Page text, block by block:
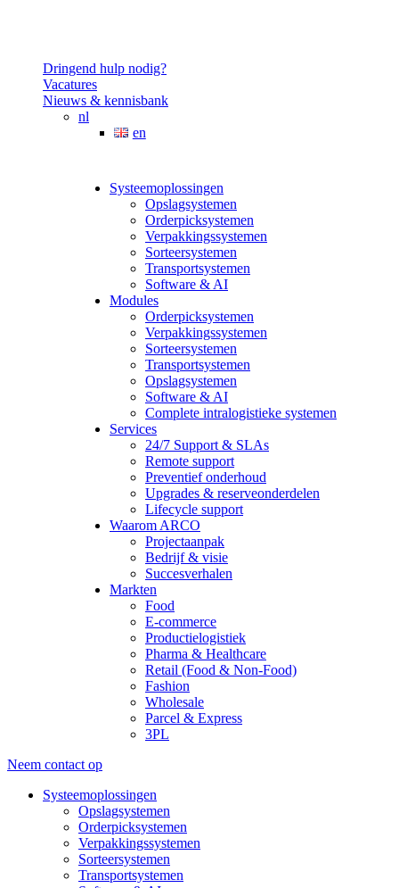
Dringend hulp nodig?
Vacatures
Nieuws & kennisbank
nl
en
Systeemoplossingen
Opslagsystemen
Orderpicksystemen
Verpakkingssystemen
Sorteersystemen
Transportsystemen
Software & AI
Modules
Orderpicksystemen
Verpakkingssystemen
Sorteersystemen
Transportsystemen
Opslagsystemen
Software & AI
Complete intralogistieke systemen
Services
24/7 Support & SLAs
Remote support
Preventief onderhoud
Upgrades & reserveonderdelen
Lifecycle support
Waarom ARCO
Projectaanpak
Bedrijf & visie
Succesverhalen
Markten
Food
E-commerce
Productielogistiek
Pharma & Healthcare
Retail (Food & Non-Food)
Fashion
Wholesale
Parcel & Express
3PL
Neem contact op
Systeemoplossingen
Opslagsystemen
Orderpicksystemen
Verpakkingssystemen
Sorteersystemen
Transportsystemen